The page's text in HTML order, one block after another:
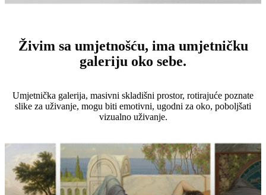
Živim sa umjetnošću, ima umjetničku
galeriju oko sebe.
Umjetnička galerija, masivni skladišni prostor, rotirajuće poznate
slike za uživanje, mogu biti emotivni, ugodni za oko, poboljšati
vizualno uživanje.